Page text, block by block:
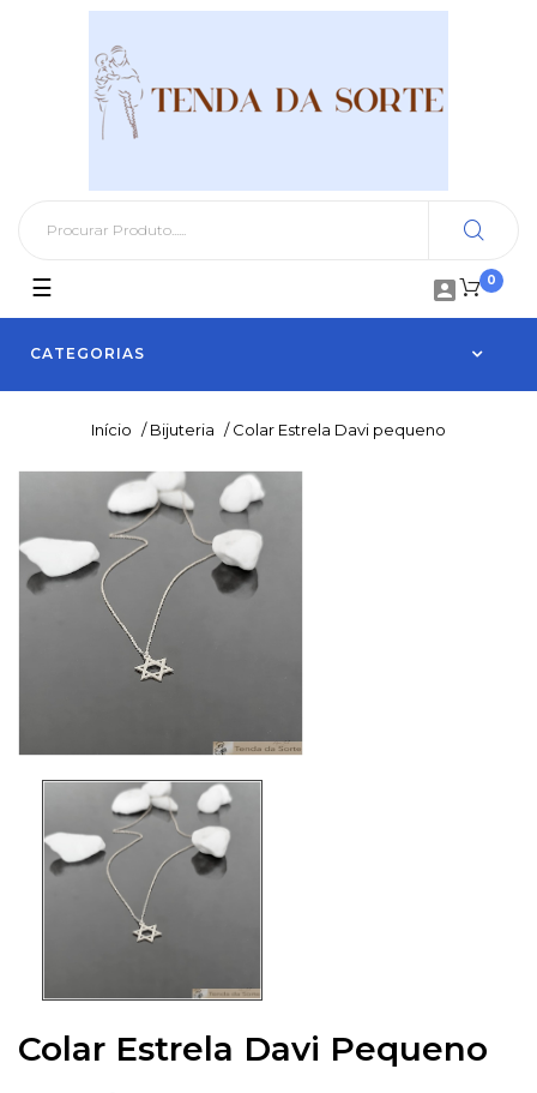
0

CATEGORIAS
Toggle
navigation
☰
Início / Bijuteria / Colar Estrela Davi pequeno
Colar Estrela Davi Pequeno